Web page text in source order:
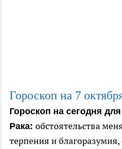
Гороскоп на 7
Гороскоп на сегодня для
Рака: обстоятельства
терпения и